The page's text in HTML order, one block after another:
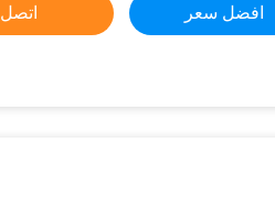
افضل سعر اتصل